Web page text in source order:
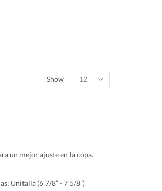
Show
un mejor ajuste en la copa.
Unitalla (6 7/8” - 7 5/8”)